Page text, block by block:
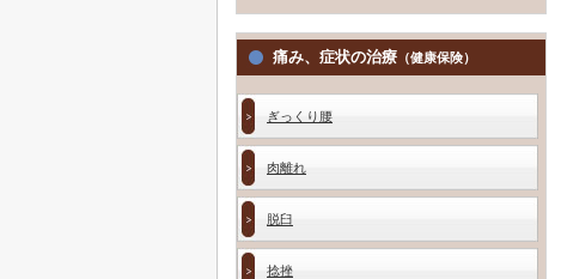
痛み、症状の治療 （健康保険）
ぎっくり腰
肉離れ
脱臼
捻挫